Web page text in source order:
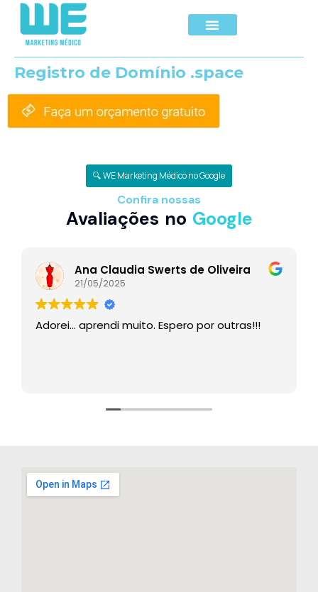
Registro de Domínio .space
🔍 WE Marketing Médico no Google
Confira nossas
Avaliações no Google
Ana Claudia Swerts de Oliveira
21/05/2025
Adorei… aprendi muito. Espero por outras!!!